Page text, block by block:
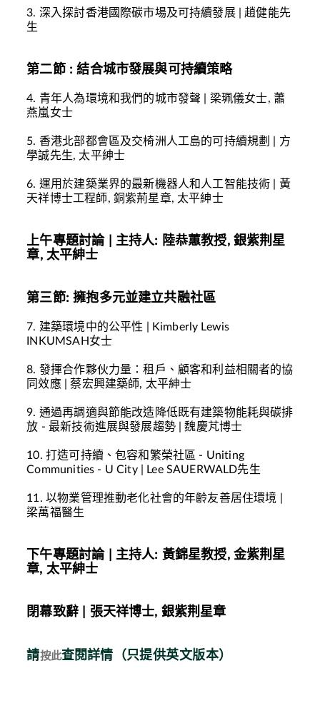
3. 深入探討香港國際碳市場及可持續發展 |趙健能先
生
第二節 :結合城市發展與可持續策略
4. 青年人為環境和我們的城市發聲 梁珮儀女士, 蕭
燕嵐女士
5. 香港北部都會區及交椅洲人工島的可持續規劃
方
學誠先生, 太平紳士
6. 運用於建築業界的最新機器人和人工智能技術
黃
天祥博士工程師, 銅紫荊星章, 太平紳士
上午專題討論 主持人: 陸恭蕙教授, 銀紫荆星
章, 太平紳士
第三節:擁抱多元並建立共融社區
7. 建築環境中的公平性
Kimberly Lewis
INKUMSAH女士
8. 發揮合作夥伙力量：租戶、 顧客和利益相關者的協
同效應
|蔡宏興建築師, 太平紳士
9. 通過再調適與節能改造降低既有建築物能耗與碳排
放 - 最新技術進展與發展趨勢 |魏慶芃博士
10.打造可持續、包容和繁榮社區 - Uniting
Communities - U City | Lee SAUERWALD先生
11.以物業管理推動老化社會的年齡友善居住環境
梁萬福醫生
下午專題討論 主持人: 黃錦星教授, 金紫荆星
章, 太平紳士
閉幕致辭 張天祥博士, 銀紫荆星章
請按此查閱詳情 （只提供英文版本）